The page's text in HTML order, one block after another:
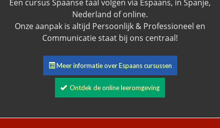
Een cursus Spaanse taal volgen via Espaans, in Spanje,
Nederland of online.
Onze aanpak is altijd Persoonlijk & Professioneel en
Communicatie staat bij ons centraal!
Meer informatie over Espaans cursussen
Ontdek de online leeromgeving